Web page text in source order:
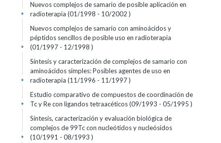
Nuevos complejos de samario de posible aplicación en
radioterapia (01/1998 - 10/2002 )
+
Nuevos complejos de samario con aminoácidos y
péptidos sencillos de posible uso en radioterapia
(01/1997 - 12/1998 )
+
Síntesis y caracterización de complejos de samario con
aminoácidos simples: Posibles agentes de uso en
radioterapia (11/1996 - 11/1997 )
+
Estudio comparativo de compuestos de coordinación de
Tc y Re con ligandos tetraacéticos (09/1993 - 05/1995 )
+
Síntesis, caracterización y evaluación biológica de
complejos de 99Tc con nucleótidos y nucleósidos
(10/1991 - 08/1993 )
+